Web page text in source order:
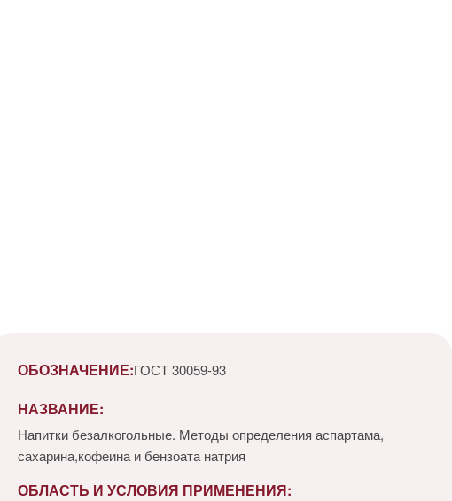
ОБОЗНАЧЕНИЕ:ГОСТ 30059-93
НАЗВАНИЕ:
Напитки безалкогольные. Методы определения аспартама,
сахарина,кофеина и бензоата натрия
ОБЛАСТЬ И УСЛОВИЯ ПРИМЕНЕНИЯ: